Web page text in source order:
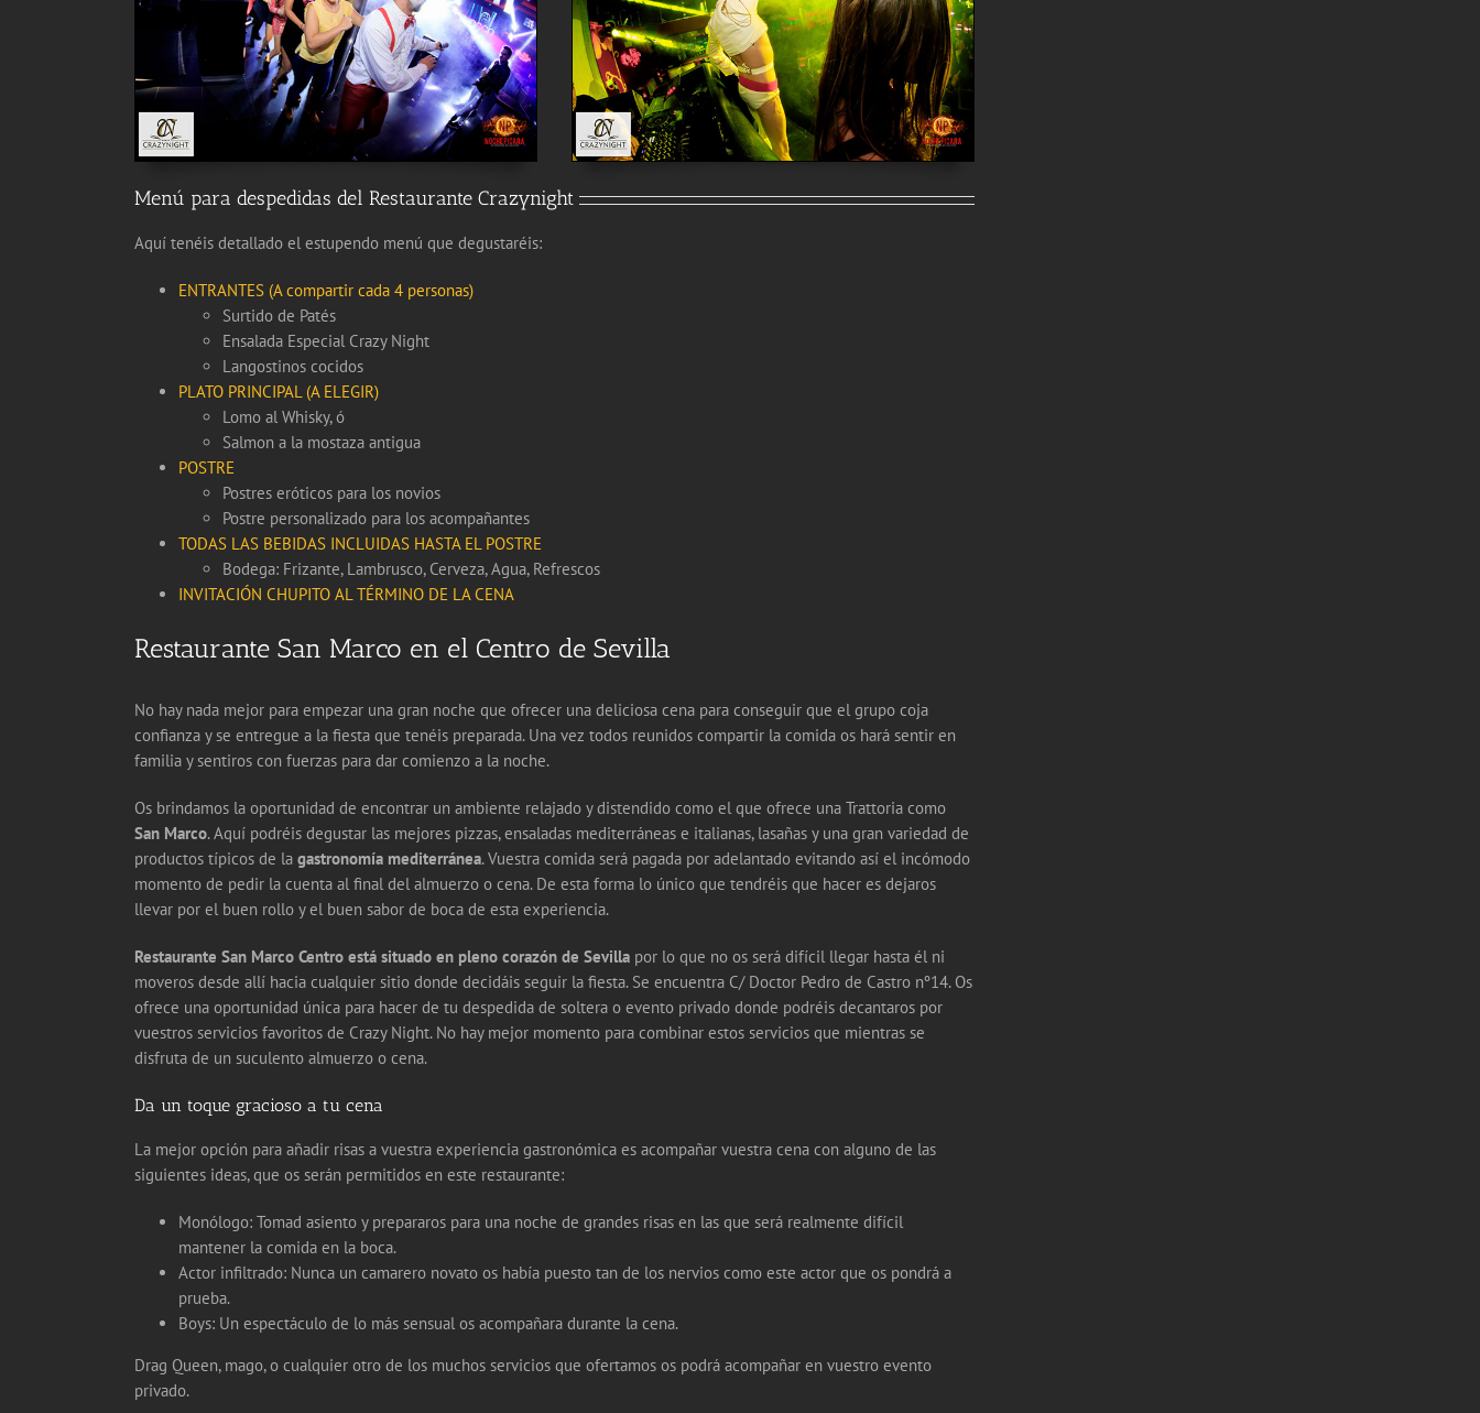
Menú para despedidas del Restaurante Crazynight
Aquí tenéis detallado el estupendo menú que degustaréis:
ENTRANTES (A compartir cada 4 personas)
Surtido de Patés
Ensalada Especial Crazy Night
Langostinos cocidos
PLATO PRINCIPAL (A ELEGIR)
Lomo al Whisky, ó
Salmon a la mostaza antigua
POSTRE
Postres eróticos para los novios
Postre personalizado para los acompañantes
TODAS LAS BEBIDAS INCLUIDAS HASTA EL POSTRE
Bodega: Frizante, Lambrusco, Cerveza, Agua, Refrescos
INVITACIÓN CHUPITO AL TÉRMINO DE LA CENA
Restaurante San Marco en el Centro de Sevilla
No hay nada mejor para empezar una gran noche que ofrecer una deliciosa cena para conseguir que el grupo coja
confianza y se entregue a la fiesta que tenéis preparada. Una vez todos reunidos compartir la comida os hará sentir en
familia y sentiros con fuerzas para dar comienzo a la noche.
Os brindamos la oportunidad de encontrar un ambiente relajado y distendido como el que ofrece una Trattoria como
San Marco. Aquí podréis degustar las mejores pizzas, ensaladas mediterráneas e italianas, lasañas y una gran variedad de
productos típicos de la gastronomía mediterránea. Vuestra comida será pagada por adelantado evitando así el incómodo
momento de pedir la cuenta al final del almuerzo o cena. De esta forma lo único que tendréis que hacer es dejaros
llevar por el buen rollo y el buen sabor de boca de esta experiencia.
Restaurante San Marco Centro está situado en pleno corazón de Sevilla por lo que no os será difícil llegar hasta él ni
moveros desde allí hacia cualquier sitio donde decidáis seguir la fiesta. Se encuentra C/ Doctor Pedro de Castro nº14. Os
ofrece una oportunidad única para hacer de tu despedida de soltera o evento privado donde podréis decantaros por
vuestros servicios favoritos de Crazy Night. No hay mejor momento para combinar estos servicios que mientras se
disfruta de un suculento almuerzo o cena.
Da un toque gracioso a tu cena
La mejor opción para añadir risas a vuestra experiencia gastronómica es acompañar vuestra cena con alguno de las
siguientes ideas, que os serán permitidos en este restaurante:
Monólogo: Tomad asiento y prepararos para una noche de grandes risas en las que será realmente difícil
mantener la comida en la boca.
Actor infiltrado: Nunca un camarero novato os había puesto tan de los nervios como este actor que os pondrá a
prueba.
Boys: Un espectáculo de lo más sensual os acompañara durante la cena.
Drag Queen, mago, o cualquier otro de los muchos servicios que ofertamos os podrá acompañar en vuestro evento
privado.